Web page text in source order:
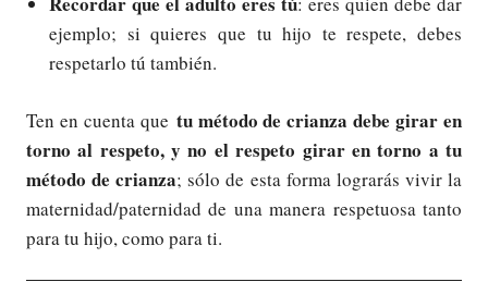
ejemplo; si quieres que tu hijo te respete, debes
respetarlo tú también.
Ten en cuenta que tu método de crianza debe girar en
torno al respeto, y no el respeto girar en torno a tu
método de crianza; sólo de esta forma lograrás vivir la
maternidad/paternidad de una manera respetuosa tanto
para tu hijo, como para ti.